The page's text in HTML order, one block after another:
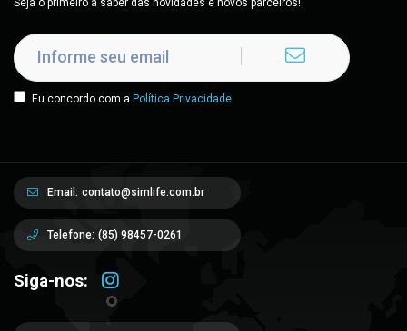
Seja o primeiro a saber das novidades e novos parceiros!
Eu concordo com a Política Privacidade
Email: contato@simlife.com.br
Telefone: (85) 98457-0261
Siga-nos: